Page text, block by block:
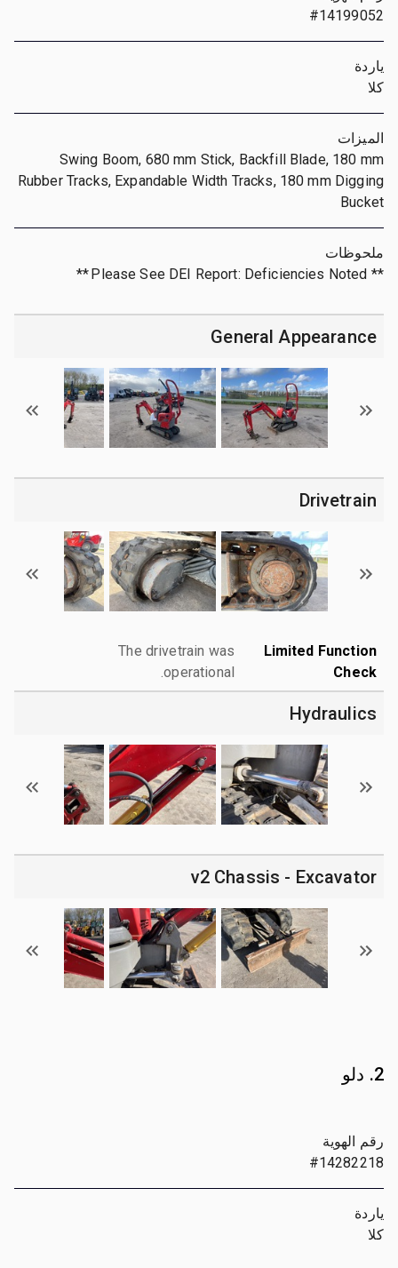
#14199052
ياردة
كلا
الميزات
Swing Boom, 680 mm Stick, Backfill Blade, 180 mm
Rubber Tracks, Expandable Width Tracks, 180 mm Digging
Bucket
ملحوظات
** Please See DEI Report: Deficiencies Noted **
General Appearance
Drivetrain
Limited Function
Check
The drivetrain was
operational.
Hydraulics
v2 Chassis - Excavator
2. دلو
رقم الهوية
#14282218
ياردة
كلا